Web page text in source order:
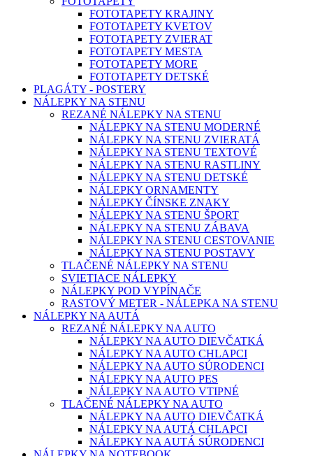
FOTOTAPETY KRAJINY
FOTOTAPETY KVETOV
FOTOTAPETY ZVIERAT
FOTOTAPETY MESTA
FOTOTAPETY MORE
FOTOTAPETY DETSKÉ
PLAGÁTY - POSTERY
NÁLEPKY NA STENU
REZANÉ NÁLEPKY NA STENU
NÁLEPKY NA STENU MODERNÉ
NÁLEPKY NA STENU ZVIERATÁ
NÁLEPKY NA STENU TEXTOVÉ
NÁLEPKY NA STENU RASTLINY
NÁLEPKY NA STENU DETSKÉ
NÁLEPKY ORNAMENTY
NÁLEPKY ČÍNSKE ZNAKY
NÁLEPKY NA STENU ŠPORT
NÁLEPKY NA STENU ZÁBAVA
NÁLEPKY NA STENU CESTOVANIE
NÁLEPKY NA STENU POSTAVY
TLAČENÉ NÁLEPKY NA STENU
SVIETIACE NÁLEPKY
NÁLEPKY POD VYPÍNAČE
RASTOVÝ METER - NÁLEPKA NA STENU
NÁLEPKY NA AUTÁ
REZANÉ NÁLEPKY NA AUTO
NÁLEPKY NA AUTO DIEVČATKÁ
NÁLEPKY NA AUTO CHLAPCI
NÁLEPKY NA AUTO SÚRODENCI
NÁLEPKY NA AUTO PES
NÁLEPKY NA AUTO VTIPNÉ
TLAČENÉ NÁLEPKY NA AUTO
NÁLEPKY NA AUTO DIEVČATKÁ
NÁLEPKY NA AUTÁ CHLAPCI
NÁLEPKY NA AUTÁ SÚRODENCI